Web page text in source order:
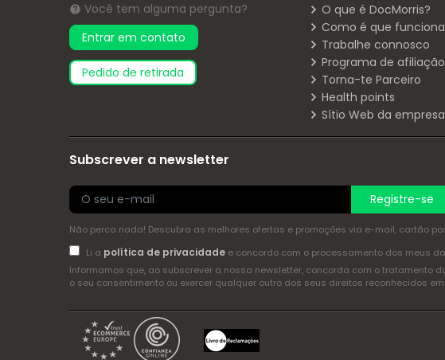
Você tem alguma pergunta?
Entrar em contato
pedido de retirada
O que é DocMorris?
Como é que
Trabalhe connosco
Programa de afiliação
Torna-te Parceiro
Health points
Sítio Web da empresa
Subscrever a newsletter
Registre-se
Não perca nada! Descubra as melhores ofertas e promoções via e-mail, cartão
Li a política de privacidadee concordo com o processamento dos meus
Informamos que, ao subscrever a nossa newsletter, concorda com o tratamento
o seu consentimento ou exercer qualquer outro dos seus direitos reconhecidos